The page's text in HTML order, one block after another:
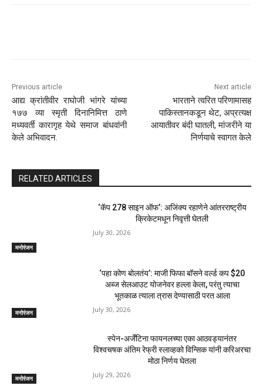
Previous article
आद्य क्रांतीवीर राघोजी भांगरे यांच्या
१७७ व्या स्मृती दिनानिमित्त ठाणे
मध्यवर्ती कारागृह येथे समाज बांधवांनी
केले अभिवादन.
Next article
भारताने त्वरित परिणामासह
पाकिस्तानकडून थेट, अप्रत्यक्ष
आयातीवर बंदी घातली, मांजरीने या
निर्णयाचे स्वागत केले
RELATED ARTICLES
मनोरंजन
‘कॅप 278 साइन ऑफ’: अजिंक्य रहाणेने आंतरराष्ट्रीय
क्रिकेटमधून निवृत्ती घेतली
July 30, 2026
मनोरंजन
‘पहा कोण बोलतंय’: माजी फिफा बॉसने वर्ल्ड कप $20
अब्ज सेलआउट योजनेवर हल्ला केला, परंतु त्याचा
भूतकाळ त्याला त्रास देण्यासाठी परत आला
July 30, 2026
मनोरंजन
स्पेन-अर्जेंटिना फायनलच्या एका आठवड्यानंतर
विश्वचषक अंतिम रेफ्री स्लाव्हको विन्सिक यांनी करिअरचा
मोठा निर्णय घेतला
July 29, 2026